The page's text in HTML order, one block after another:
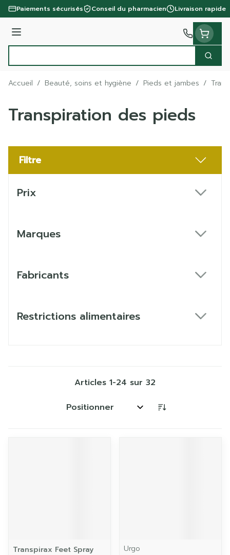
Aller au contenu
Paiements sécurisés Conseil du pharmacien Livraison rapide
Menu
Accueil / Beauté, soins et hygiène / Pieds et jambes /
Transpiration des pieds
Filtre
Prix
Marques
Fabricants
Restrictions alimentaires
Articles 1-24 sur 32
Trier par:
Transpirax Feet Spray
Urgo